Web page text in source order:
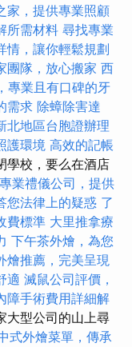
家，提供專業照顧
所需材料 尋找專業
情，讓你輕鬆規劃
團隊，放心搬家 西
專業且有口碑的牙
需求 除蟑除害達
北地區台胞證辦理
護環境 高效的記帳
學校，要么在酒店
專業禮儀公司，提供
您法律上的疑惑 了
費標準 大里推拿療
下午茶外燴，為您
燴推薦，完美呈現
適 滅鼠公司評價，
障手術費用詳細解
大型公司的山上尋
式外燴菜單，傳承